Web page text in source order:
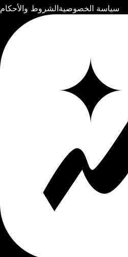
سياسة الخصوصيةالشروط والأحكام